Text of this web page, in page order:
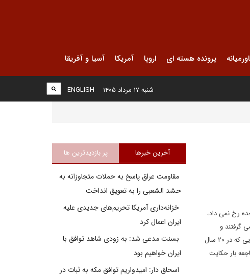
پرونده هسته ای اروپا آمریکا آسیا و آفریقا
ENGLISH شنبه ۱۷ مرداد ۱۴۰۵
رخ نمی داد،
گرفتند و
سیاست گذاران آمریکایی کمترین توجهی به این کشور نمی کردند. شاید برخی تعهدات آمریکا به اندک افغان هایی که در ۲۰ سال
بار حکایت
آخرین خبرها پر بازدیدترین ها
مقاومت عراق پاسخ به حملات متجاوزانه به
حشد الشعبی را به تعویق انداخت
خزانه‌داری آمریکا تحریم‌های جدیدی علیه
ایران اعمال کرد
بسنت مدعی شد: به زودی شاهد توافق با
ایران خواهیم بود
اسحاق دار: امیدواریم توافق مکه به ثبات در